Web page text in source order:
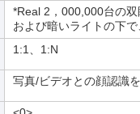
*Real 2，000,000台の
および暗いライトの下
1:1、1:N
写真/ビデオとの顔認識